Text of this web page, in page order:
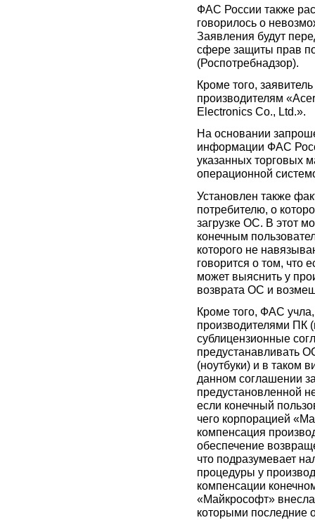
ФАС России также
говорилось о
Заявления будут
сфере защиты прав
(Роспотребнадзор).
Кроме того,
производителям
Electronics Co., Ltd.».
На основании
информации ФАС
указанных торговых
операционной
Установлен также
потребителю, о
загрузке ОС. В этот
конечным
которого не
говорится о том, что
может выяснить у
возврата ОС и
Кроме того, ФАС
производителями ПК
сублицензионные
предустанавливать
(ноутбуки) и в таком
данном соглашении
предустановленной
если конечный
чего корпорацией
компенсация
обеспечение
что подразумевает
процедуры у
компенсации
«Майкрософт»
которыми последние